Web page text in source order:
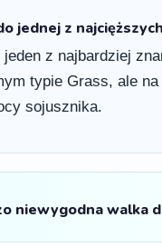
jednej z
jeden z najbardziej
typie Grass, ale
sojusznika.
niewygodna walka